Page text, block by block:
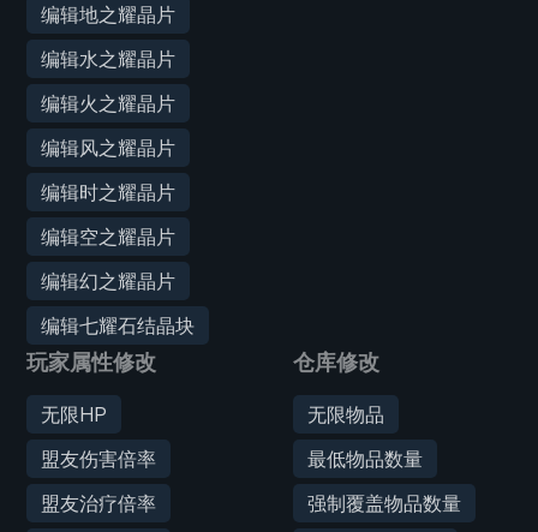
编辑地之耀晶片
编辑水之耀晶片
编辑火之耀晶片
编辑风之耀晶片
编辑时之耀晶片
编辑空之耀晶片
编辑幻之耀晶片
编辑七耀石结晶块
玩家属性修改
无限HP
盟友伤害倍率
盟友治疗倍率
仓库修改
无限物品
最低物品数量
强制覆盖物品数量